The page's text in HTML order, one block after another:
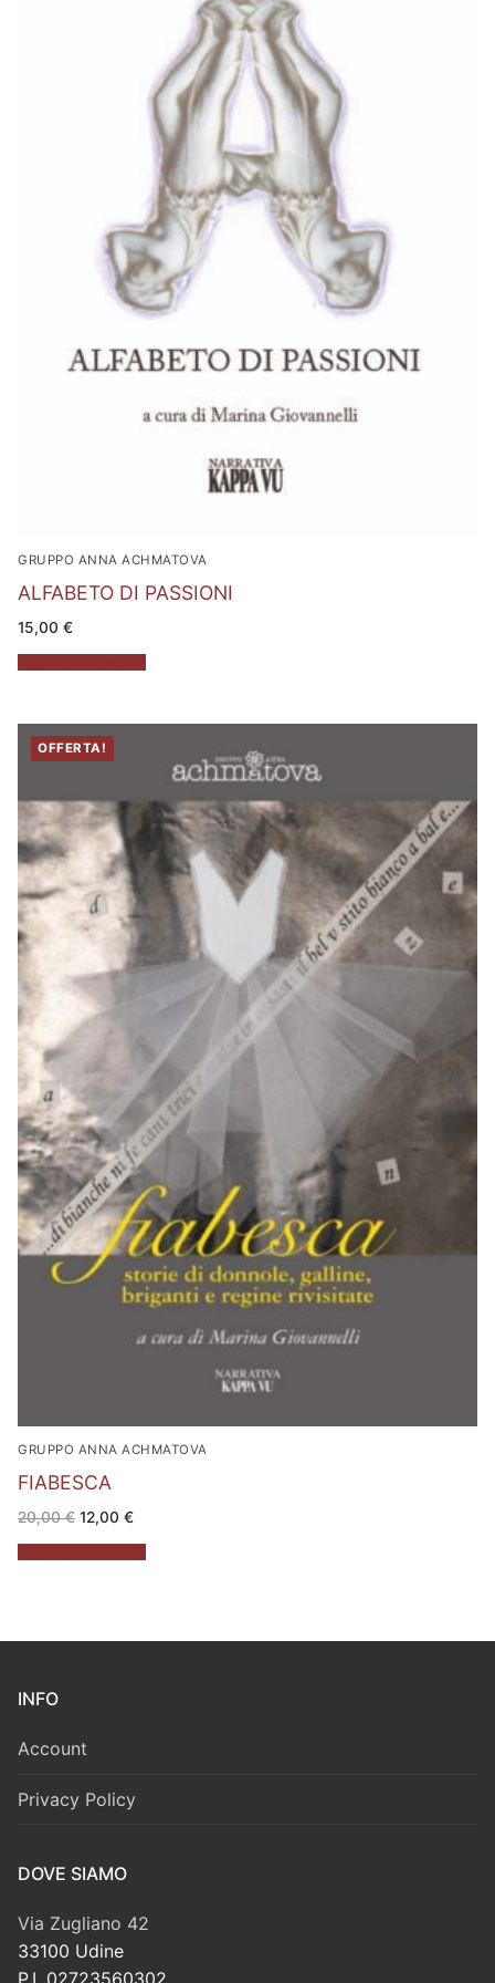
GRUPPO ANNA ACHMATOVA
ALFABETO DI PASSIONI
15,00 €
OFFERTA!
GRUPPO ANNA ACHMATOVA
FIABESCA
20,00€ Il
prezzo
originale
era:
12,00 €Il
attuale
è:
INFO
Account
Privacy Policy
DOVE SIAMO
Via Zugliano 42
33100 Udine